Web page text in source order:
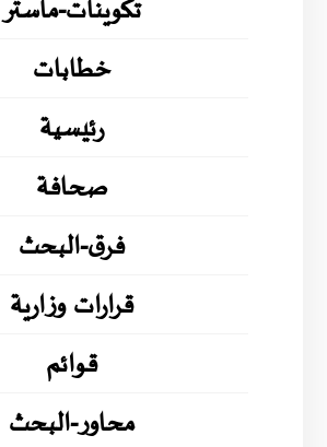
تكوينات-ماستر
خطابات
رئيسية
صحافة
فرق-البحث
قرارات وزارية
قوائم
محاور-البحث